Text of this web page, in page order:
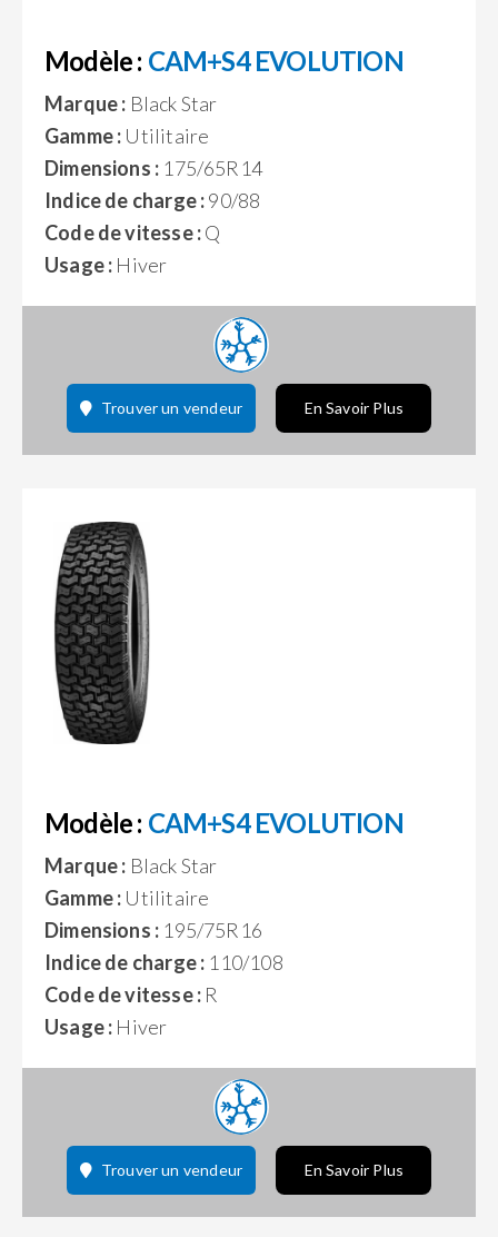
Modèle : CAM+S4 EVOLUTION
Marque : Black Star
Gamme : Utilitaire
Dimensions : 175/65R14
Indice de charge :90/88
Code de vitesse :Q
Usage : Hiver
Trouver un vendeur En Savoir Plus
Modèle : CAM+S4 EVOLUTION
Marque : Black Star
Gamme : Utilitaire
Dimensions : 195/75R16
Indice de charge : 110/108
Code de vitesse : R
Usage : Hiver
Trouver un vendeur En Savoir Plus